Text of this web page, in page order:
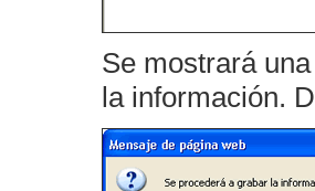
Se mostrará
la información.